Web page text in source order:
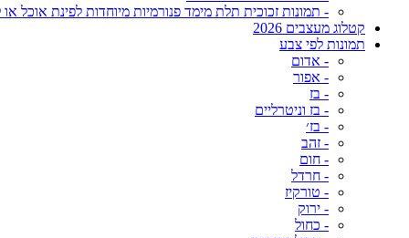
- תמונות זכוכית תלת מימד פנורמיות מיוחדות לפינת אוכל או
קטלוג מעצבים 2026
תמונות לפי צבע
- אדום
- אפור
- בז
- בז וניטרליים
- בז׳
- זהב
- חום
- חרדל
- טורקיז
- ירוק
- כחול